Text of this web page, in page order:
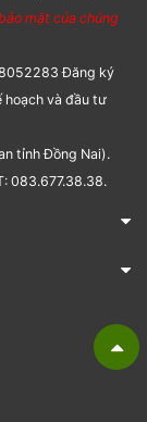
mật của chúng
Đăng ký
hoạch và đầu tư
tỉnh Đồng Nai).
083.677.38.38.